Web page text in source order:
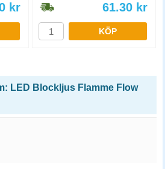
kr 61.30 kr
KÖP
LED Blockljus Flamme Flow